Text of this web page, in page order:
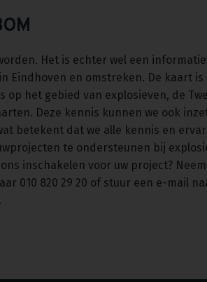
Het is echter wel een
Eindhoven en omstreken. De kaart is
het gebied van explosieven, de
Deze kennis kunnen we ook
betekent dat we alle kennis en
te ondersteunen bij
inschakelen voor uw project?
010 820 29 20 of stuur een e-mail